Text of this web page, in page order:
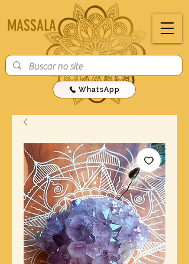
MASSALA
WhatsApp